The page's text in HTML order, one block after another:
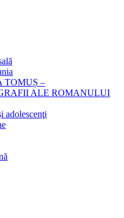
TOMUȘ –
ALE ROMANULUI
adolescenţi